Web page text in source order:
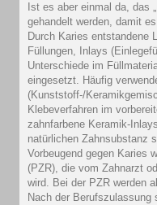
Ist es aber einmal da, das
gehandelt werden, damit
Durch Karies entstandene
Füllungen, Inlays
Unterschiede im
eingesetzt. Häufig
(Kunststoff-/
Klebeverfahren im
zahnfarbene Keramik-
natürlichen Zahnsubstanz
Vorbeugend gegen Karies
(PZR), die vom Zahnarzt
wird. Bei der PZR werden
Nach der Berufszulassung